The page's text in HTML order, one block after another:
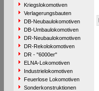
Kriegslokomotiven
Verlagerungsbauten
DB-Neubaulokomotiven
DB-Umbaulokomotiven
DR-Neubaulokomotiven
DR-Rekolokomotiven
DR - "6000er"
ELNA-Lokomotiven
Industrielokomotiven
Feuerlose Lokomotiven
Sonderkonstruktionen